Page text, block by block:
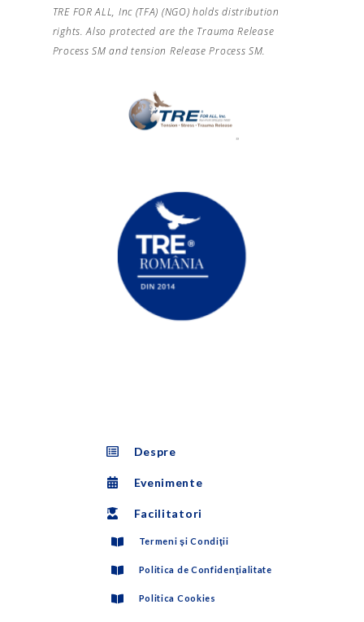
TRE FOR ALL, Inc (TFA) (NGO) holds distribution
rights. Also protected are the Trauma Release
Process SM and tension Release Process SM.
Despre
Evenimente
Facilitatori
Termeni şi Condiţii
Politica de Confidenţialitate
Politica Cookies